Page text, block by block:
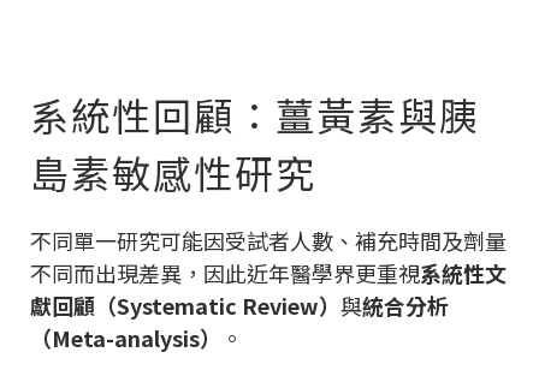
系統性回顧：薑黃素與胰
島素敏感性研究
不同單一研究可能因受試者人數、補充時間及劑量
不同而出現差異，因此近年醫學界更重視系統性文
獻回顧（Systematic Review） 與統合分析
（Meta-analysis）
。